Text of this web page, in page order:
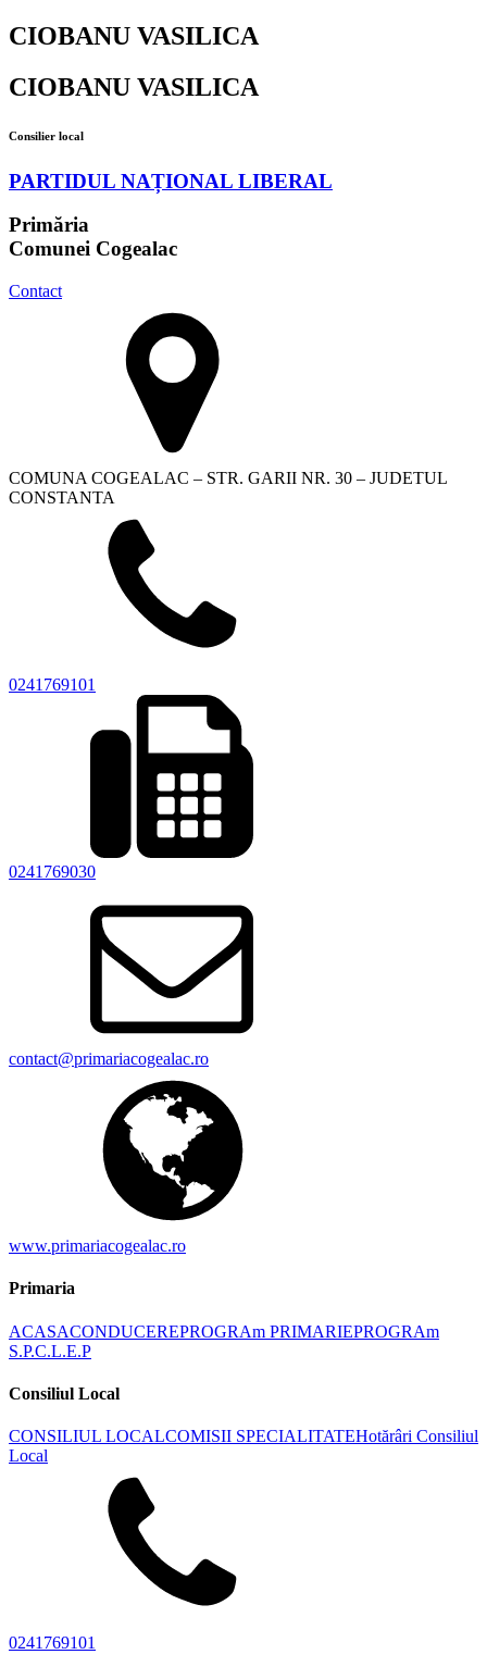
CIOBANU VASILICA
CIOBANU VASILICA
Consilier local
PARTIDUL NAȚIONAL LIBERAL
Primăria
Comunei Cogealac
Contact
COMUNA COGEALAC – STR. GARII NR. 30 – JUDETUL
CONSTANTA
0241769101
0241769030
contact@primariacogealac.ro
www.primariacogealac.ro
Primaria
ACASACONDUCEREPROGRAm PRIMARIEPROGRAm
S.P.C.L.E.P
Consiliul Local
CONSILIUL LOCALCOMISII SPECIALITATEHotărâri Consiliul
Local
0241769101